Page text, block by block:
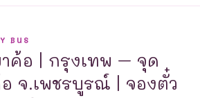
BUS
าค้อ | กรุงเทพ – จุด
อ จ.เพชรบูรณ์ | จองตั๋ว